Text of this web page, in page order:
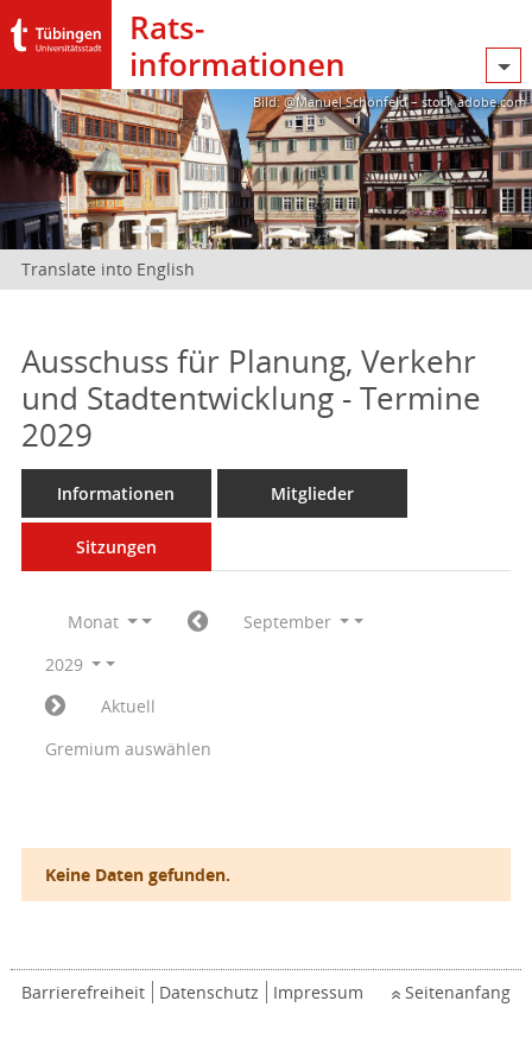
Rats­
informationen
Bild: @Manuel Schönfeld – stock.adobe.com
Translate into English
Ausschuss für Planung, Verkehr
und Stadtentwicklung - Termine
2029
Informationen Mitglieder
Sitzungen
Monat
September
2029
Aktuell
Gremium auswählen
Keine Daten gefunden.
Barrierefreiheit Datenschutz Impressum Seitenanfang